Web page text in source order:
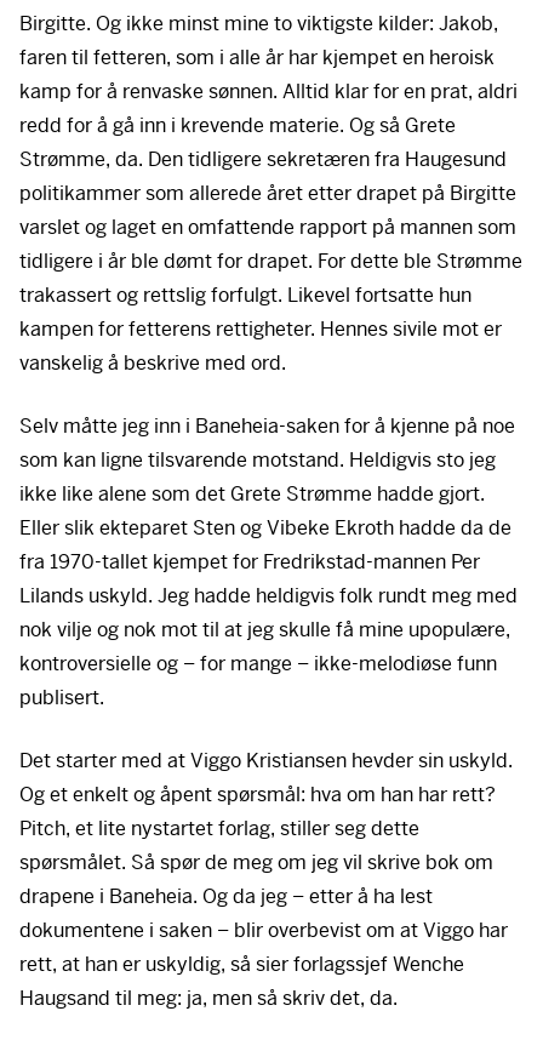
Birgitte. Og ikke minst mine to viktigste kilder: Jakob,
faren til fetteren, som i alle år har kjempet en heroisk
kamp for å renvaske sønnen. Alltid klar for en prat, aldri
redd for å gå inn i krevende materie. Og så Grete
Strømme, da. Den tidligere sekretæren fra Haugesund
politikammer som allerede året etter drapet på Birgitte
varslet og laget en omfattende rapport på mannen som
tidligere i år ble dømt for drapet. For dette ble Strømme
trakassert og rettslig forfulgt. Likevel fortsatte hun
kampen for fetterens rettigheter. Hennes sivile mot er
vanskelig å beskrive med ord.
Selv måtte jeg inn i Baneheia-saken for å kjenne på noe
som kan ligne tilsvarende motstand. Heldigvis sto jeg
ikke like alene som det Grete Strømme hadde gjort.
Eller slik ekteparet Sten og Vibeke Ekroth hadde da de
fra 1970-tallet kjempet for Fredrikstad-mannen Per
Lilands uskyld. Jeg hadde heldigvis folk rundt meg med
nok vilje og nok mot til at jeg skulle få mine upopulære,
kontroversielle og – for mange – ikke-melodiøse funn
publisert.
Det starter med at Viggo Kristiansen hevder sin uskyld.
Og et enkelt og åpent spørsmål: hva om han har rett?
Pitch, et lite nystartet forlag, stiller seg dette
spørsmålet. Så spør de meg om jeg vil skrive bok om
drapene i Baneheia. Og da jeg – etter å ha lest
dokumentene i saken – blir overbevist om at Viggo har
rett, at han er uskyldig, så sier forlagssjef Wenche
Haugsand til meg: ja, men så skriv det, da.